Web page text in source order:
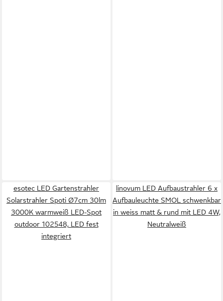
esotec LED Gartenstrahler
Solarstrahler Spoti Ø7cm 30lm
3000K warmweiß LED-Spot
outdoor 102548, LED fest
integriert
linovum LED Aufbaustrahler 6 x
Aufbauleuchte SMOL schwenkbar
in weiss matt & rund mit LED 4W,
Neutralweiß